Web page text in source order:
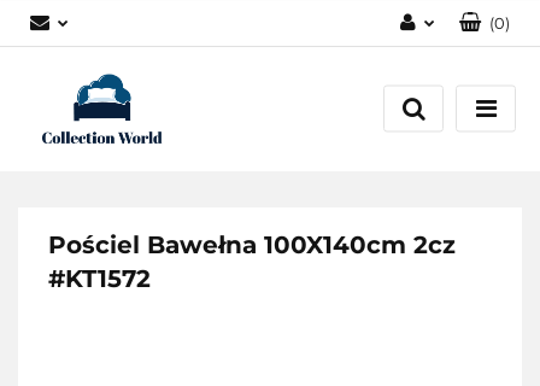
Zarejestruj się
(0)
Pościel Bawełna 100X140cm 2cz
#KT1572